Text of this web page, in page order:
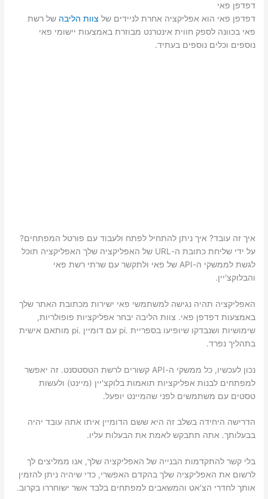
דפדפן פאי
דפדפן פאי הוא אפליקציה אחרת לניידים של צוות הליבה של רשת
פאי בכוונה לספק חווית אינטרנט מבוזרת באמצעות יישומי פאי
נוספים וכלים נוספים בעתיד.
איך זה עובד? איך ניתן להתחיל לפתח ולעבוד עם פורטל המפתחים?
על ידי שליחת כתובת ה-URL של האפליקציה שלך האפליקציה תוכל
לגשת לממשקי ה-API של פאי ולתקשר עם שרתי רשת פאי
והבלוקצ'יין.
האפליקציה תהיה נגישה למשתמשי פאי ישירות מכתובת האתר שלך
באמצעות דפדפן פאי. צוות הליבה יבחר אפליקציות פופולריות,
שימושיות ושנבדקו שיופיעו בספריית .pi עם דומיין .pi מותאם אישית
בתהליך נפרד.
נכון לעכשיו, כל ממשקי ה-API קשורים לרשת הטסטסנט. זה יאפשר
למפתחים לבנות אפליקציות תואמות בלוקצ'יין (מיינט) ולעשות
טסטים עם משתמשים לפני שהמיינט יופעל.
הדרישה היחידה בשלב זה היא ששם הדומיין איתו אתה עובד יהיה
בבעלותך. אתה תתבקש לאמת את הבעלות עליו.
בלי קשר להתקדמות הבנייה של האפליקציה שלך, אנו ממליצים לך
לרשום את האפליקציה שלך בהקדם האפשרי, כדי שיהיה ניתן להזמין
אותך לחדרי הצ'אט והמשאבים למפתחים בלבד אשר ישוחררו בקרוב.